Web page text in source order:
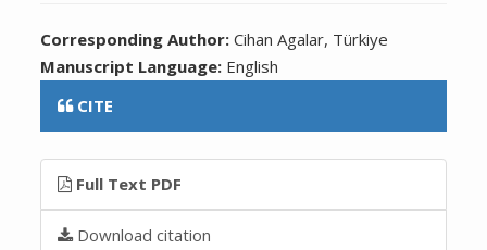
Corresponding Author:Cihan Agalar, Türkiye
Manuscript Language: English
CITE
Full Text PDF
Download citation